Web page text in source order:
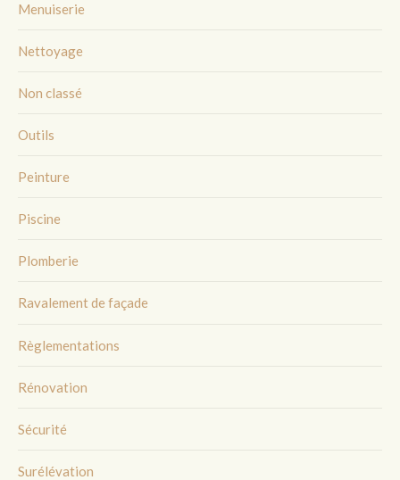
Menuiserie
Nettoyage
Non classé
Outils
Peinture
Piscine
Plomberie
Ravalement de façade
Règlementations
Rénovation
Sécurité
Surélévation